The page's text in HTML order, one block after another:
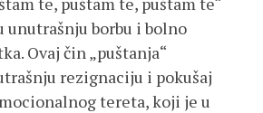
unutrašnju borbu i bolno
Ovaj čin „puštanja“
rezignaciju i pokušaj
tereta, koji je u